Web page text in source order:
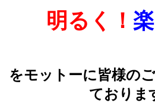
明るく！
をモットーに皆様の
ておりま